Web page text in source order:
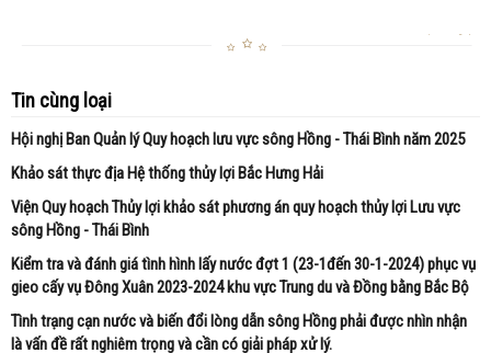
Tin cùng loại
Hội nghị Ban Quản lý Quy hoạch lưu vực sông Hồng - Thái Bình năm 2025
Khảo sát thực địa Hệ thống thủy lợi Bắc Hưng Hải
Viện Quy hoạch Thủy lợi khảo sát phương án quy hoạch thủy lợi Lưu vực
sông Hồng - Thái Bình
Kiểm tra và đánh giá tình hình lấy nước đợt 1 (23-1đến 30-1-2024) phục vụ
gieo cấy vụ Đông Xuân 2023-2024 khu vực Trung du và Đồng bằng Bắc Bộ
Tình trạng cạn nước và biến đổi lòng dẫn sông Hồng phải được nhìn nhận
là vấn đề rất nghiêm trọng và cần có giải pháp xử lý.